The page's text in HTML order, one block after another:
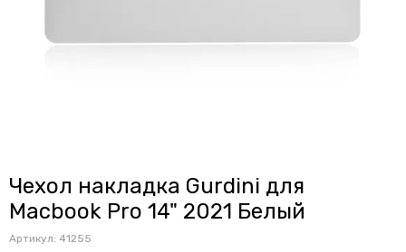
Чехол накладка Gurdini для
Macbook Pro 14" 2021 Белый
Артикул: 41255